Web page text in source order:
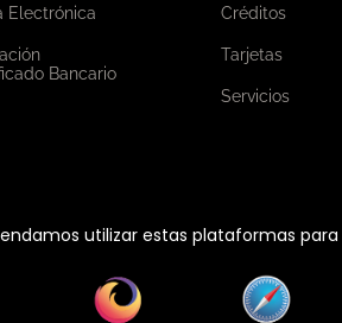
Electrónica
Bancario
Créditos
Tarjetas
Servicios
utilizar estas plataformas